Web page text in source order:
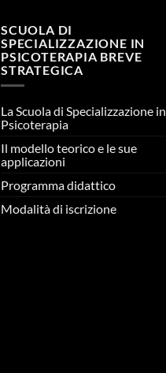
SCUOLA DI
SPECIALIZZAZIONE IN
PSICOTERAPIA BREVE
STRATEGICA
La Scuola di Specializzazione in
Psicoterapia
Il modello teorico e le sue
applicazioni
Programma didattico
Modalità di iscrizione